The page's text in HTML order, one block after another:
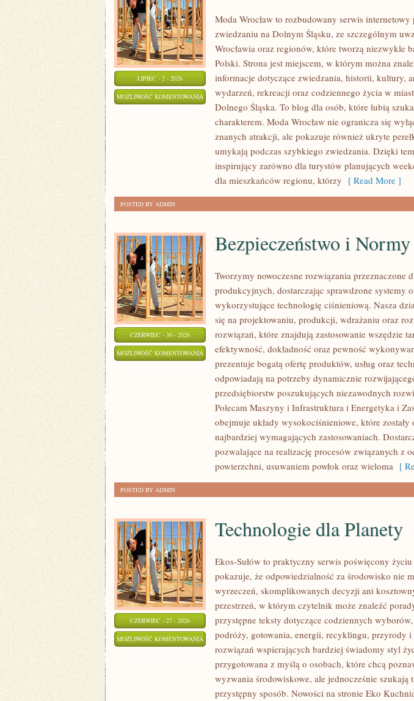
LIPIEC - 2 - 2026
MOŻLIWOŚĆ KOMENTOWANIA ŚWIDNICA
Moda Wrocław to rozbudowany serwis internetowy
zwiedzaniu na Dolnym Śląsku, ze szczególnym
Wrocławia oraz regionów, które tworzą niezwykle
Polski. Strona jest miejscem, w którym można
informacje dotyczące zwiedzania, historii, kultury,
wydarzeń, rekreacji oraz codziennego życia w
Dolnego Śląska. To blog dla osób, które lubią
charakterem. Moda Wrocław nie ogranicza się
znanych atrakcji, ale pokazuje również ukryte
umykają podczas szybkiego zwiedzania. Dzięki
inspirujący zarówno dla turystów planujących
dla mieszkańców regionu, którzy [ Read More ]
POSTED BY ADMIN
CZERWIEC - 30 - 2026
MOŻLIWOŚĆ KOMENTOWANIA BEZPIECZEŃSTWO
NORMY
Bezpieczeństwo i Normy
Tworzymy nowoczesne rozwiązania przeznaczone
produkcyjnych, dostarczając sprawdzone systemy
wykorzystujące technologię ciśnieniową. Nasza
się na projektowaniu, produkcji, wdrażaniu oraz
rozwiązań, które znajdują zastosowanie wszędzie
efektywność, dokładność oraz pewność
prezentuje bogatą ofertę produktów, usług oraz
odpowiadają na potrzeby dynamicznie
przedsiębiorstw poszukujących niezawodnych
Polecam Maszyny i Infrastruktura i Energetyka i
obejmuje układy wysokociśnieniowe, które zostały
najbardziej wymagających zastosowaniach.
pozwalające na realizację procesów związanych z
powierzchni, usuwaniem powłok oraz wieloma [
POSTED BY ADMIN
CZERWIEC - 27 - 2026
MOŻLIWOŚĆ KOMENTOWANIA TECHNOLOGIE
PLANETY
Technologie dla Planety
Ekos-Sułów to praktyczny serwis poświęcony
pokazuje, że odpowiedzialność za środowisko nie
wyrzeczeń, skomplikowanych decyzji ani
przestrzeń, w którym czytelnik może znaleźć
przystępne teksty dotyczące codziennych
podróży, gotowania, energii, recyklingu, przyrody i
rozwiązań wspierających bardziej świadomy styl
przygotowana z myślą o osobach, które chcą
wyzwania środowiskowe, ale jednocześnie szukają
przystępny sposób. Nowości na stronie Eko